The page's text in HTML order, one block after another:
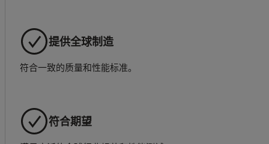
提供全球制造
符合一致的质量和性能标准。
符合期望